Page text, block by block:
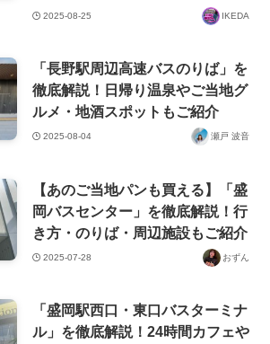
2025-08-25 IKEDA
「長野駅周辺高速バスのりば」を
徹底解説！日帰り温泉やご当地グ
ルメ・地酒スポットもご紹介
2025-08-04 瀬戸 波音
【あのご当地パンも買える】「盛
岡バスセンター」を徹底解説！行
き方・のりば・周辺施設もご紹介
2025-07-28 おずん
「盛岡駅西口・東口バスターミナ
ル」を徹底解説！24時間カフェや